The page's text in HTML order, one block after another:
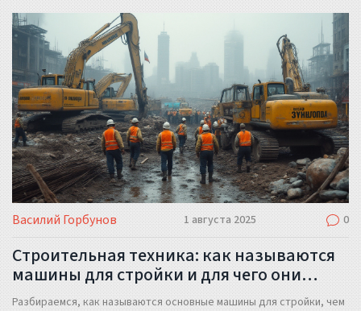
Василий Горбунов 1 августа 2025 0
Строительная техника: как называются
машины для стройки и для чего они
нужны
Разбираемся, как называются основные машины для стройки, чем